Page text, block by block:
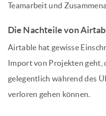
Teamarbeit und
Die Nachteile von
Airtable hat gewisse
Import von Projekten geht,
gelegentlich während des
verloren gehen können.